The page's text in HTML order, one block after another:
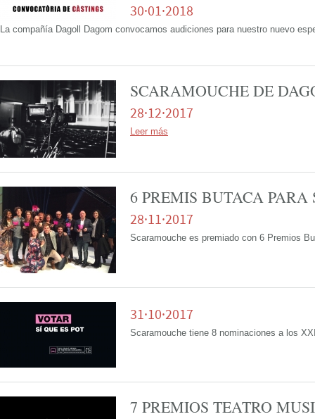
30·01·2018
La compañía Dagoll Dagom convocamos audiciones para nuestro nuevo
SCARAMOUCHE DE
28·12·2017
Leer más
6 PREMIS BUTACA
28·11·2017
Scaramouche es premiado con 6 Premios
31·10·2017
Scaramouche tiene 8 nominaciones a los
7 PREMIOS TEATRO